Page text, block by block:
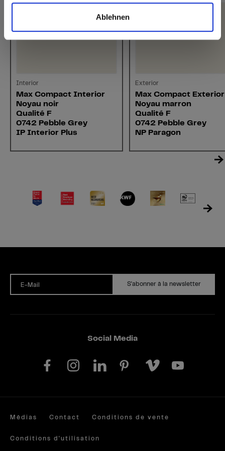
Ablehnen
Interior
Max Compact Interior
Noyau noir
Qualité F
0742 Pebble Grey
IP Interior Plus
Exterior
Max Compact Exterior
Noyau marron
Qualité F
0742 Pebble Grey
NP Paragon
E-Mail S'abonner à la newsletter
Social Media
Médias Contact Conditions de vente
Conditions d'utilisation